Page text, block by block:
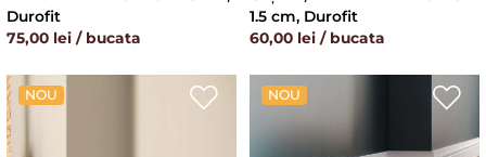
Durofit
75,00 lei / bucata
1.5 cm, Durofit
60,00 lei / bucata
NOU NOU